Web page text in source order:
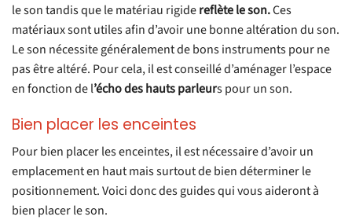
le son tandis que le matériau rigidereflète le son.Ces
matériaux sont utiles afin d’avoir une bonne altération du son.
Le son nécessite généralement de bons instruments pour ne
pas être altéré. Pour cela, il est conseillé d’aménager l’espace
en fonction de l’écho des hauts parleurs pour un son.
Bien placer les enceintes
Pour bien placer les enceintes, il est nécessaire d’avoir un
emplacement en haut mais surtout de bien déterminer le
positionnement. Voici donc des guides qui vous aideront à
bien placer le son.